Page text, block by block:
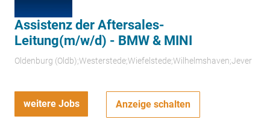
Assistenz der Aftersales-
Leitung(m/w/d) - BMW & MINI
Oldenburg (Oldb);Westerstede;Wiefelstede;Wilhelmshaven;Jever
weitere Jobs Anzeige schalten